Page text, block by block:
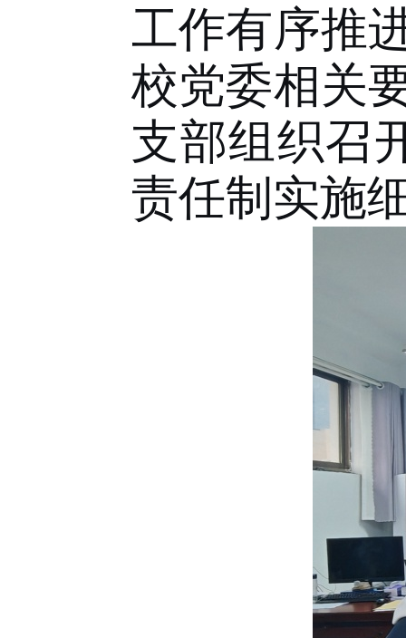
工作有序推
校党委相关
支部组织召
责任制实施